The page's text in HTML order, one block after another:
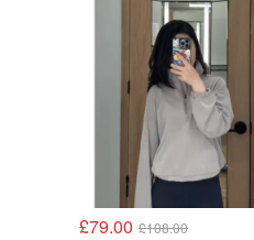
£79.00 £108.00